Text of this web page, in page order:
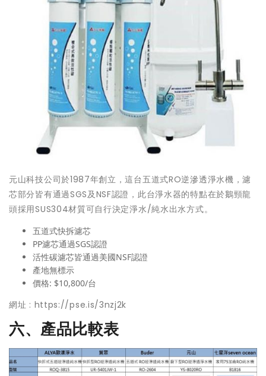
元山科技公司於1987年創立，這台五道式RO逆滲透淨水機，濾
芯部分皆有通過SGS及NSF認證，此台淨水器的特點在於鵝頸龍
頭採用SUS304材質可自行決定淨水/純水出水方式。
五道式快拆濾芯
PP濾芯通過SGS認證
活性碳濾芯皆通過美國NSF認證
產地無標示
價格: $10,800/台
網址 : https://pse.is/3nzj2k
六、產品比較表